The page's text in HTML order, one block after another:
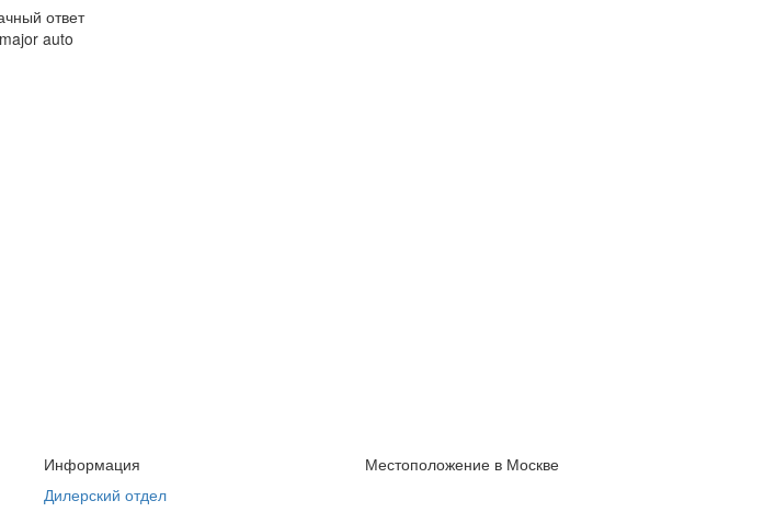
Информация
Дилерский отдел
Местоположение в Москве